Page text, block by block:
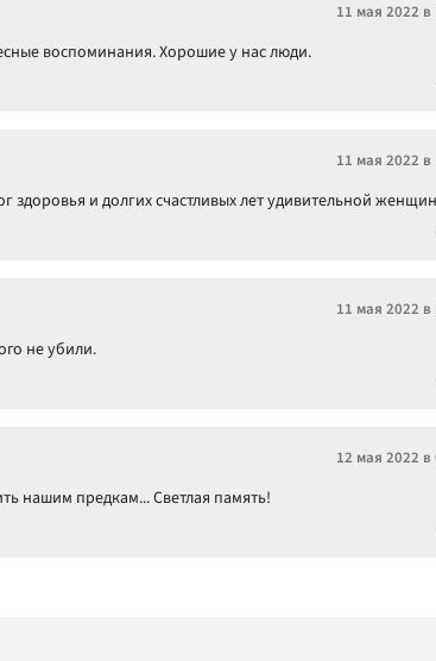
11 мая 2022 в
воспоминания. Хорошие у нас люди.
11 мая 2022 в
здоровья и долгих счастливых лет удивительной
11 мая 2022 в
не убили.
12 мая 2022 в
нашим предкам... Светлая память!